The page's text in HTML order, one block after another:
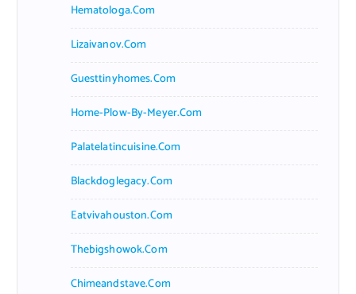
Hematologa.com
Lizaivanov.com
Guesttinyhomes.com
Home-Plow-By-Meyer.com
Palatelatincuisine.com
Blackdoglegacy.com
Eatvivahouston.com
Thebigshowok.com
Chimeandstave.com